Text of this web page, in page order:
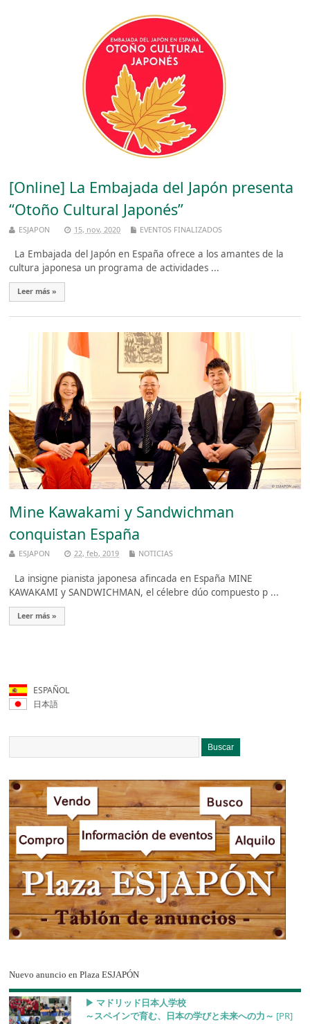
[Online] La Embajada del Japón presenta
“Otoño Cultural Japonés”
ESJAPON 15, nov, 2020 EVENTOS FINALIZADOS
La Embajada del Japón en España ofrece a los amantes de la
cultura japonesa un programa de actividades ...
Leer más »
Mine Kawakami y Sandwichman
conquistan España
ESJAPON 22, feb, 2019 NOTICIAS
La insigne pianista japonesa afincada en España MINE
KAWAKAMI y SANDWICHMAN, el célebre dúo compuesto p ...
Leer más »
ESPAÑOL
日本語
Nuevo anuncio en Plaza ESJAPÓN
▶︎ マドリッド日本人学校
～スペインで育む、日本の学びと未来への力～ [PR]